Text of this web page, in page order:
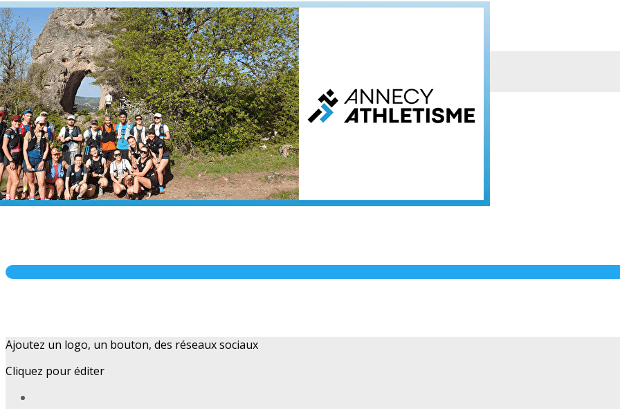
Exporter les lignes sélectionnées
Exporter toutes les colonnes
Exporter uniquement les colonnes affichées
Menu
?>
Images de la page d'accueil
Cliquez pour éditer
Ajoutez un logo, un bouton, des réseaux sociaux
Cliquez pour éditer